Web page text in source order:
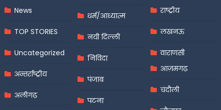
News
TOP STORIES
Uncategorized
अन्तर्राष्ट्रीय
अलीगढ़
धर्म/आध्यात्म
नयी दिल्ली
निविदा
पंजाब
पटना
राष्ट्रीय
लखनऊ
वाराणसी
आज़मगढ़
चंदौली